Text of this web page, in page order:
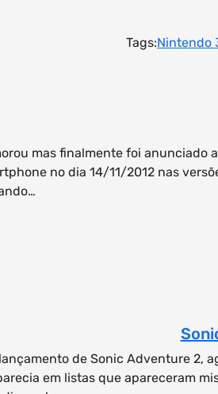
Tags:Nintendo
mas finalmente foi anunciado
no dia 14/11/2012 nas
de Sonic Adventure 2,
em listas que apareceram